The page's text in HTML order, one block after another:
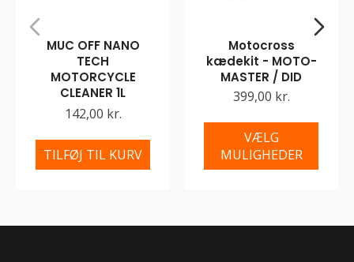
MUC OFF NANO
TECH
MOTORCYCLE
CLEANER 1L
142,00 kr.
TILFØJ TIL KURV
Motocross
kædekit - MOTO-
MASTER / DID
399,00 kr.
VÆLG
MULIGHEDER